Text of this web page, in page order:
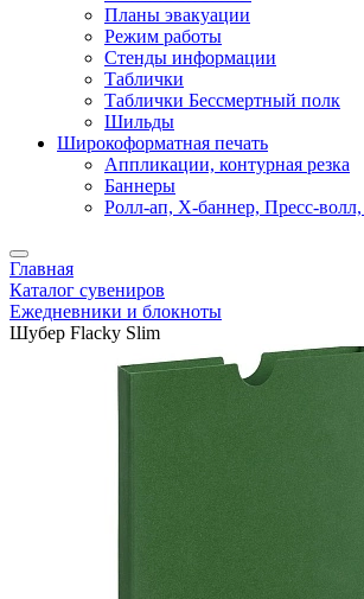
Планы эвакуации
Режим работы
Стенды информации
Таблички
Таблички Бессмертный полк
Шильды
Широкоформатная печать
Аппликации, контурная резка
Баннеры
Ролл-ап, X-баннер, Пресс-
Главная
Каталог сувениров
Ежедневники и блокноты
Шубер Flacky Slim